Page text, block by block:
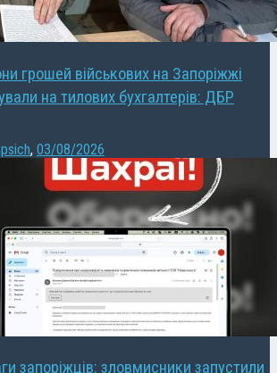
грошей військових на Запоріжжі
на тилових бухгалтерів: ДБР
, 03/08/2026
запоріжців: зловмисники запустили